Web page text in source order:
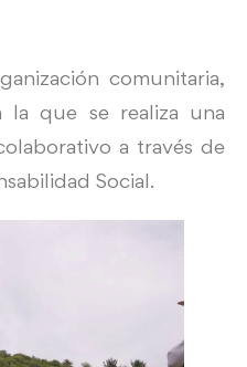
comunitaria,
que se realiza una
a través de
Social.